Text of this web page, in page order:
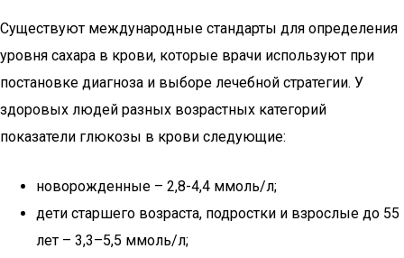
Существуют международные стандарты для определения
уровня сахара в крови, которые врачи используют при
постановке диагноза и выборе лечебной стратегии. У
здоровых людей разных возрастных категорий
показатели глюкозы в крови следующие:
новорожденные – 2,8-4,4 ммоль/л;
дети старшего возраста, подростки и взрослые до 55
лет – 3,3–5,5 ммоль/л;